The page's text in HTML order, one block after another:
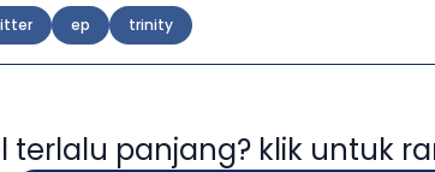
ep trinity
terlalu panjang? klik untuk